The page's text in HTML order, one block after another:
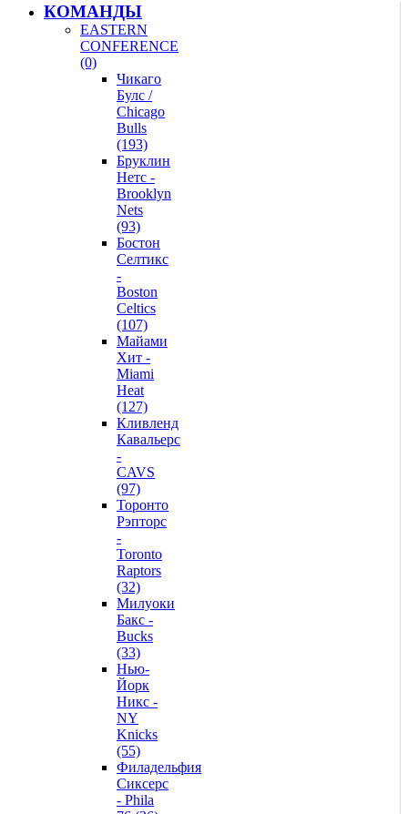
КОМАНДЫ
EASTERN
CONFERENCE
(0)
Чикаго
Булс /
Chicago
Bulls
(193)
Бруклин
Нетс -
Brooklyn
Nets
(93)
Бостон
Селтикс
-
Boston
Celtics
(107)
Майами
Хит -
Miami
Heat
(127)
Кливленд
Кавальерс
-
CAVS
(97)
Торонто
Рэпторс
-
Toronto
Raptors
(32)
Милуоки
Бакс -
Bucks
(33)
Нью-
Йорк
Никс -
NY
Knicks
(55)
Филадельфия
Сиксерс
- Phila